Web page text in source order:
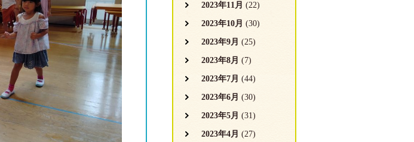
2023年11月 (22)
2023年10月 (30)
2023年9月 (25)
2023年8月 (7)
2023年7月 (44)
2023年6月 (30)
2023年5月 (31)
2023年4月 (27)